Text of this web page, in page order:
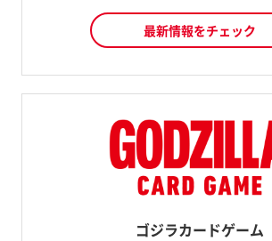
最新情報をチェック
ゴジラカードゲーム